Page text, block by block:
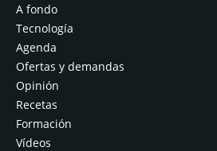
A fondo
Tecnología
Agenda
Ofertas y demandas
Opinión
Recetas
Formación
Vídeos